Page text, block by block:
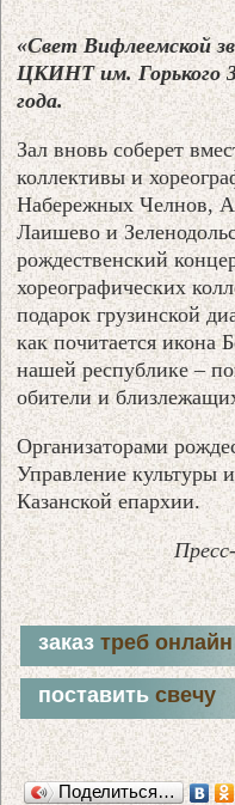
«Свет Вифлеемской
ЦКИНТ им. Горького
года.
Зал вновь соберет
коллективы и
Набережных Челнов,
Лаишево и
рождественский
хореографических
подарок грузинской
как почитается икона
нашей республике –
обители и
Организаторами
Управление культуры
Казанской епархии.
заказтреб онлайн
поставитьсвечу
Поделиться…